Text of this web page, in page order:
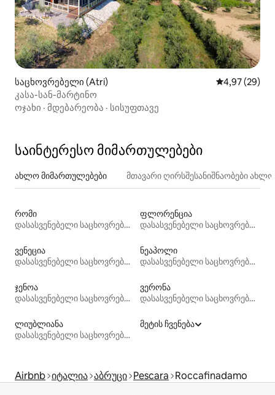
საცხოვრებელი (Atri) საშუალო
4,97 (29)
კასა-სან-მარტინო
ოჯახი · მდებარეობა · სისუფთავე
საინტერესო მიმართულებები
ახლო მიმართულებები მთავარი ღირსშესანიშნაობები
რომი
დასასვენებელი საცხოვრებლები
ფლორენცია
დასასვენებელი საცხოვრებლები
ვენეცია
დასასვენებელი საცხოვრებლები
ნეაპოლი
დასასვენებელი საცხოვრებლები
ჯენოა
დასასვენებელი საცხოვრებლები
ვერონა
დასასვენებელი საცხოვრებლები
ლიუბლიანა
დასასვენებელი საცხოვრებლები
მეტის ჩვენება
Airbnb იტალია აბრუცი Pescara Roccafinadamo